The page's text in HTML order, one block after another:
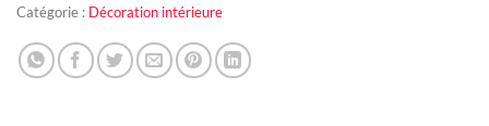
Catégorie : Décoration intérieure